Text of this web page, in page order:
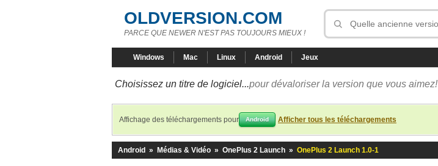
OLDVERSION.COM
PARCE QUE NEWER N'EST PAS TOUJOURS MIEUX !
Windows Mac Linux Android Jeux
Choisissez un titre de logiciel...pour dévaloriser la version que vous aimez!
Affichage des téléchargements pour Android Afficher tous les téléchargements
Android » Médias & Vidéo » OnePlus 2 Launch » OnePlus 2 Launch 1.0-1